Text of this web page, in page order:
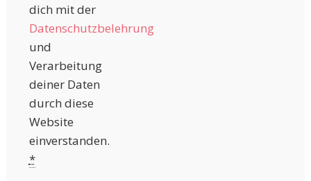
dich mit der
Datenschutzbelehrung
und
Verarbeitung
deiner Daten
durch diese
Website
einverstanden.
*